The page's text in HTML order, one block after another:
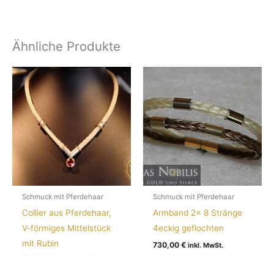
Ähnliche Produkte
Schmuck mit Pferdehaar
Collier aus Pferdehaar,
V-förmiges Mittelstück
mit Rubin
Schmuck mit Pferdehaar
Armband 2x 8 Stränge
4eckig geflochten
730,00€